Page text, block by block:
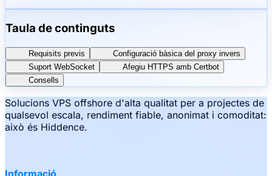
Taula de continguts
Requisits previs
Configuració bàsica del proxy invers
Suport WebSocket
Afegiu HTTPS amb Certbot
Consells
Solucions VPS offshore d'alta qualitat per a projectes de
qualsevol escala, rendiment fiable, anonimat i comoditat:
això és Hiddence.